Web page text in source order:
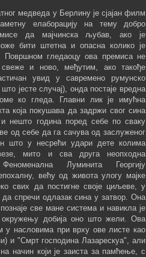
медведа у Берлину је сјајан филм
елаборацију на тему добро
да мајчинска љубав, ако је
бити штетна и опасна колико је
Површном гледаоцу ова премиса не
и ново, међутим, ако такође
увид у савремено румунско
јесте случај), онда постаје вредна
ко гледа. Главни лик је имућна
која покушава да задржи свог сина
нешто година поред себе по сваку
од себе да га сачува од заслуженог
што у несрећи удари дете колима
мито и сва друга неопходна
Луминита Георгију
већу од живота улогу мајке
свих да постигне своје циљеве, у
да спречи одлазак сина у затвор. Она
све мане система и навикла је
добија оно што жели. Ова
у насловима при врху ове листе као
и "Смрт господина Лазарескуа", али
начин који је заиста за памћење, с